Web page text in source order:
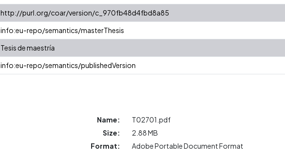
http://purl.org/coar/version/c_970fb48d4fbd8a85
info:eu-repo/semantics/masterThesis
Tesis de maestría
info:eu-repo/semantics/publishedVersion
Name:
T02701.pdf
Size:
2.88 MB
Format:
Adobe Portable Document Format